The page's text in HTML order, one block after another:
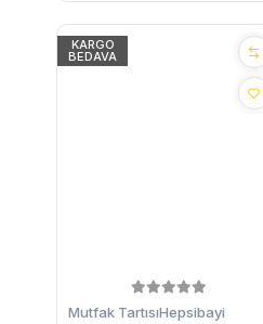
KARGO
BEDAVA
Mutfak TartısıHepsibayi